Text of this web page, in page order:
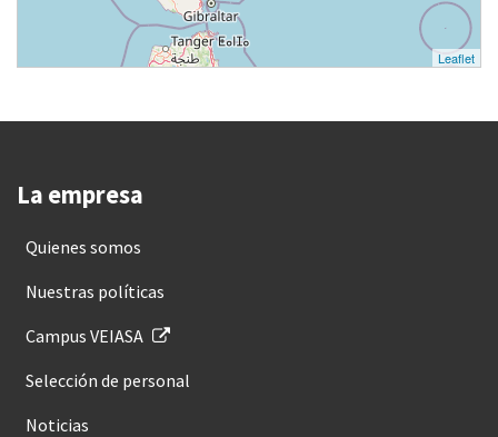
Leaflet
La empresa
Quienes somos
Nuestras políticas
Campus VEIASA
Selección de personal
Noticias